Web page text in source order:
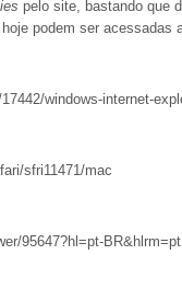
pelo site, bastando que
podem ser acessadas
windows-internet-
sfri11471/mac
95647?hl=pt-BR&hlrm=pt